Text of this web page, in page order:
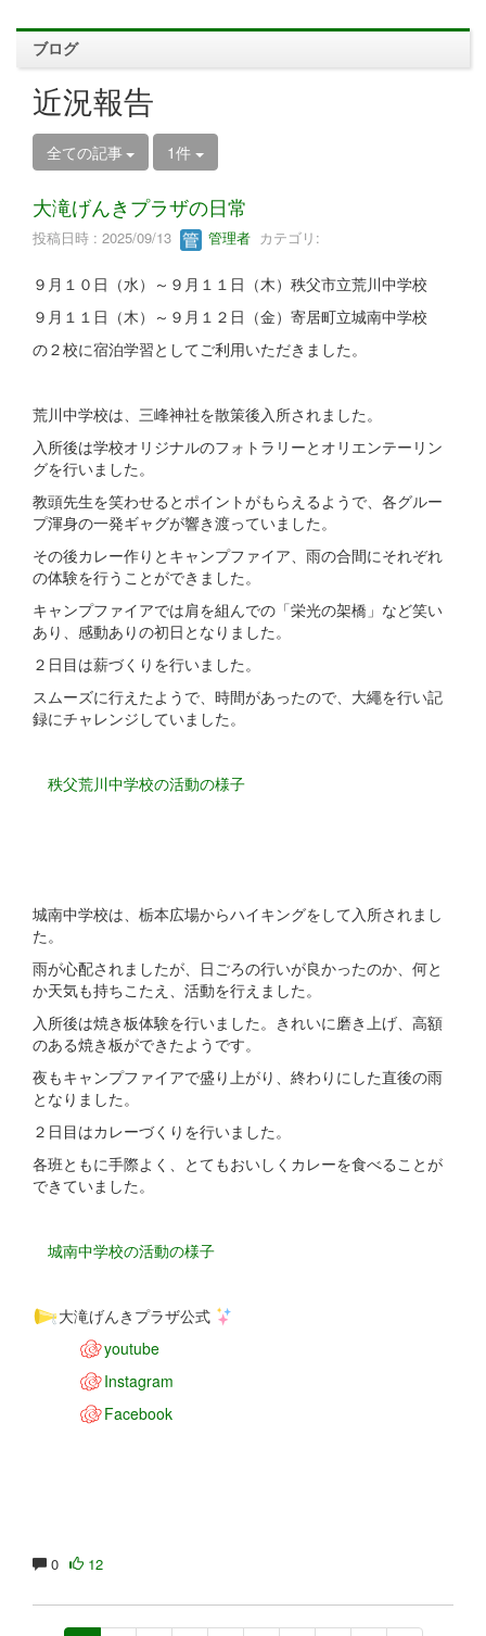
ブログ
近況報告
全ての記事 1件
大滝げんきプラザの日常
投稿日時 : 2025/09/13 管理者 カテゴリ:
９月１０日（水）～９月１１日（木）秩父市立荒川中学校
９月１１日（木）～９月１２日（金）寄居町立城南中学校
の２校に宿泊学習としてご利用いただきました。
荒川中学校は、三峰神社を散策後入所されました。
入所後は学校オリジナルのフォトラリーとオリエンテーリン
グを行いました。
教頭先生を笑わせるとポイントがもらえるようで、各グルー
プ渾身の一発ギャグが響き渡っていました。
その後カレー作りとキャンプファイア、雨の合間にそれぞれ
の体験を行うことができました。
キャンプファイアでは肩を組んでの「栄光の架橋」など笑い
あり、感動ありの初日となりました。
２日目は薪づくりを行いました。
スムーズに行えたようで、時間があったので、大繩を行い記
録にチャレンジしていました。
秩父荒川中学校の活動の様子
城南中学校は、栃本広場からハイキングをして入所されまし
た。
雨が心配されましたが、日ごろの行いが良かったのか、何と
か天気も持ちこたえ、活動を行えました。
入所後は焼き板体験を行いました。きれいに磨き上げ、高額
のある焼き板ができたようです。
夜もキャンプファイアで盛り上がり、終わりにした直後の雨
となりました。
２日目はカレーづくりを行いました。
各班ともに手際よく、とてもおいしくカレーを食べることが
できていました。
城南中学校の活動の様子
大滝げんきプラザ公式
youtube
Instagram
Facebook
0 12